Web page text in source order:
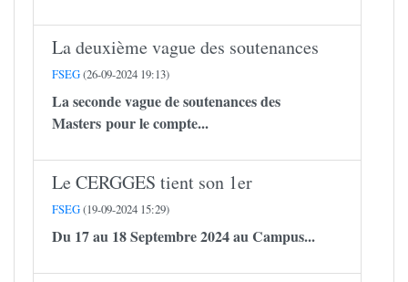
La deuxième vague des soutenances
FSEG(26-09-2024 19:13)
La seconde vague de soutenances des
Masters pour le compte...
Le CERGGES tient son 1er
FSEG(19-09-2024 15:29)
Du 17 au 18 Septembre 2024 au Campus...